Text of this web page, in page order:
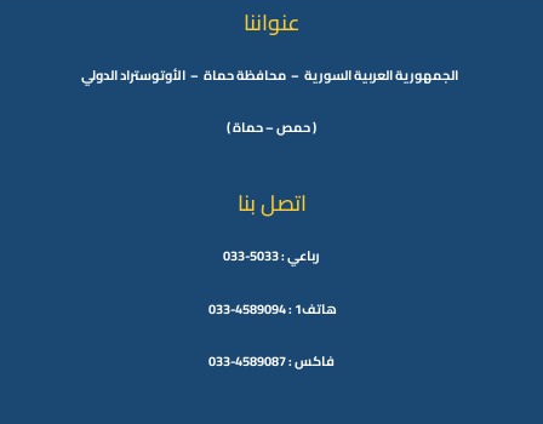
عنواننا
الجمهورية العربية السورية – محافظة حماة – الأوتوستراد الدولي
( حمص – حماة )
اتصل بنا
رباعي : 5033-033
هاتف1 : 4589094-033
فاكس : 4589087-033